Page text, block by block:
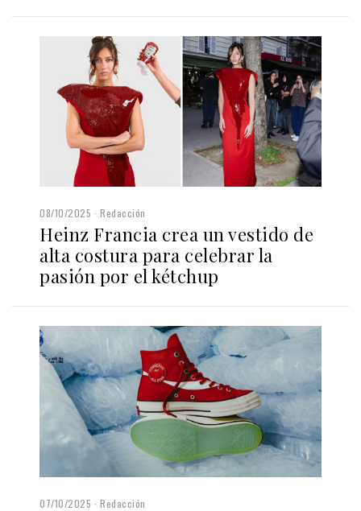
08/10/2025 Redacción
Heinz Francia crea un vestido de
alta costura para celebrar la
pasión por el kétchup
07/10/2025 Redacción